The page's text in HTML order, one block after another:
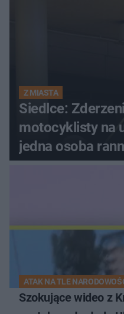
Z MIASTA
Siedlce:
motocyklisty na
jedna osoba
ATAK NA TLE
Szokujące wideo z